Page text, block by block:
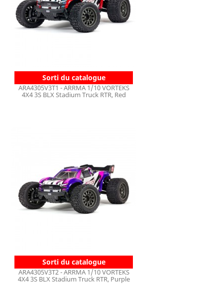
Sorti du catalogue
ARA4305V3T1 - ARRMA 1/10 VORTEKS
4X4 3S BLX Stadium Truck RTR, Red
Sorti du catalogue
ARA4305V3T2 - ARRMA 1/10 VORTEKS
4X4 3S BLX Stadium Truck RTR, Purple